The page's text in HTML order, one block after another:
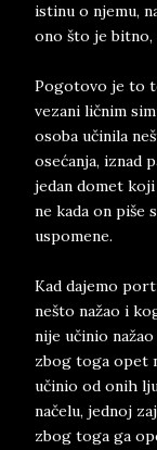
istinu o njemu,
ono što je bitno,
Pogotovo je to
vezani ličnim
osoba učinila
osećanja, iznad
jedan domet
ne kada on piše
uspomene.
Kad dajemo
nešto nažao i
nije učinio
zbog toga opet
učinio od onih
načelu, jednoj
zbog toga ga